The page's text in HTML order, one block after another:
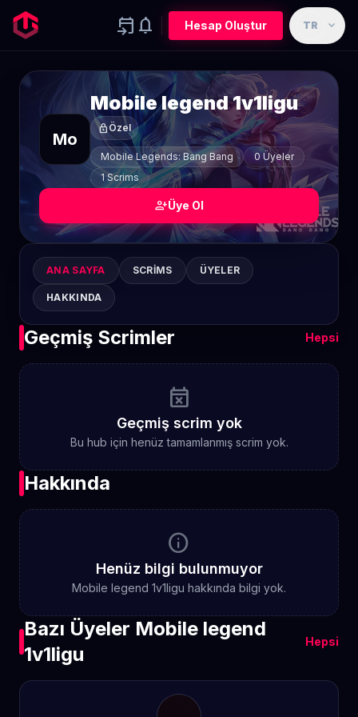
event_upcoming notifications Hesap Oluştur TR expand_more
Mo
Mobile legend 1v1ligu
lock Özel
Mobile Legends: Bang Bang
0 Üyeler
1 Scrims
person_addÜye Ol
ANA SAYFA SCRIMS ÜYELER
HAKKINDA
Geçmiş Scrimler Hepsi
event_busy
Geçmiş scrim yok
Bu hub için henüz tamamlanmış scrim yok.
Hakkında
info
Henüz bilgi bulunmuyor
Mobile legend 1v1ligu hakkında bilgi yok.
Bazı Üyeler Mobile legend
1v1ligu
Hepsi